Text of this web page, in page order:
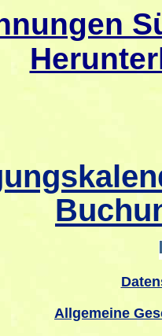
Allgemeine